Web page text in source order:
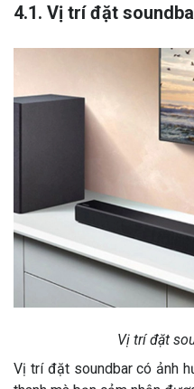
4.1. Vị trí đặt
Vị trí đặt
Vị trí đặt soundbar có ảnh